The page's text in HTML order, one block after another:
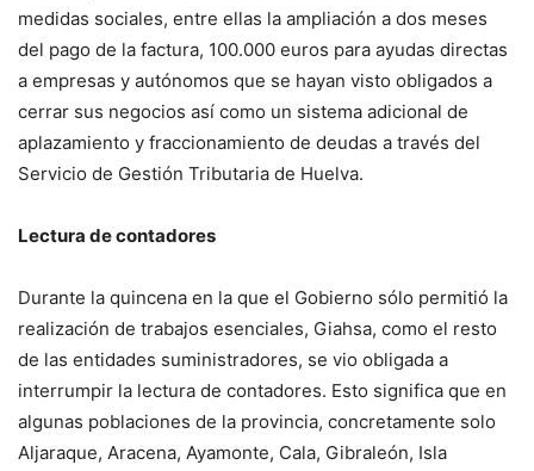
medidas sociales, entre ellas la ampliación a dos meses
del pago de la factura, 100.000 euros para ayudas directas
a empresas y autónomos que se hayan visto obligados a
cerrar sus negocios así como un sistema adicional de
aplazamiento y fraccionamiento de deudas a través del
Servicio de Gestión Tributaria de Huelva.
Lectura de contadores
Durante la quincena en la que el Gobierno sólo permitió la
realización de trabajos esenciales, Giahsa, como el resto
de las entidades suministradores, se vio obligada a
interrumpir la lectura de contadores. Esto significa que en
algunas poblaciones de la provincia, concretamente solo
Aljaraque, Aracena, Ayamonte, Cala, Gibraleón, Isla